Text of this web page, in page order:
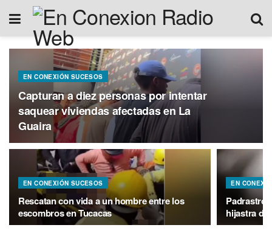
EN CONEXIÓN SUCESOS
Capturan a diez personas por intentar
saquear viviendas afectadas en La
Guaira
EN CONEXIÓN SUCESOS
Rescatan con vida a un hombre entre los
escombros en Tucacas
EN
Padrastro
hijastra de